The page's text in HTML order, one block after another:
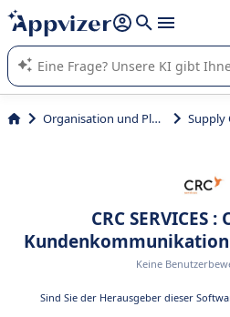
beantworten (mehrere Zeilen mit
Die KI von Appvizer führt Sie bei der
von SaaS-Software in Unternehmen.
Organisation und Planung
CRC SERVICES
Kundenkommunikation
Keine
Sind Sie der Herausgeber dieser